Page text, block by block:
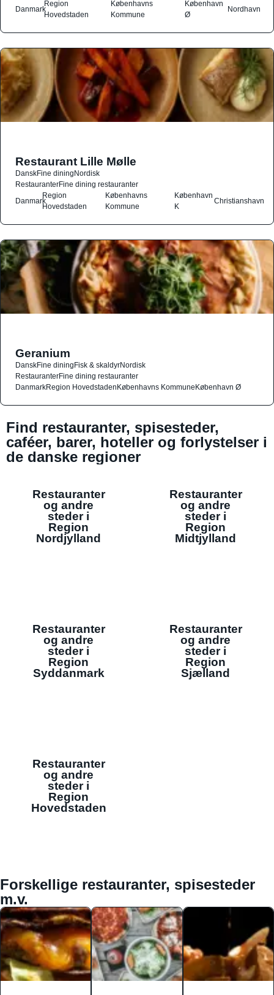
Danmark
Region
Hovedstaden
Københavns
Kommune
København
Ø
Nordhavn
Restaurant Lille Mølle
DanskFine diningNordisk
RestauranterFine dining restauranter
Danmark
Region
Hovedstaden
Københavns
Kommune
København
K
Christianshavn
Geranium
DanskFine diningFisk & skaldyrNordisk
RestauranterFine dining restauranter
DanmarkRegion HovedstadenKøbenhavns KommuneKøbenhavn Ø
Find restauranter, spisesteder,
caféer, barer, hoteller og forlystelser i
de danske regioner
Restauranter
og andre
steder i
Region
Nordjylland
Restauranter
og andre
steder i
Region
Midtjylland
Restauranter
og andre
steder i
Region
Syddanmark
Restauranter
og andre
steder i
Region
Sjælland
Restauranter
og andre
steder i
Region
Hovedstaden
Forskellige restauranter, spisesteder
m.v.